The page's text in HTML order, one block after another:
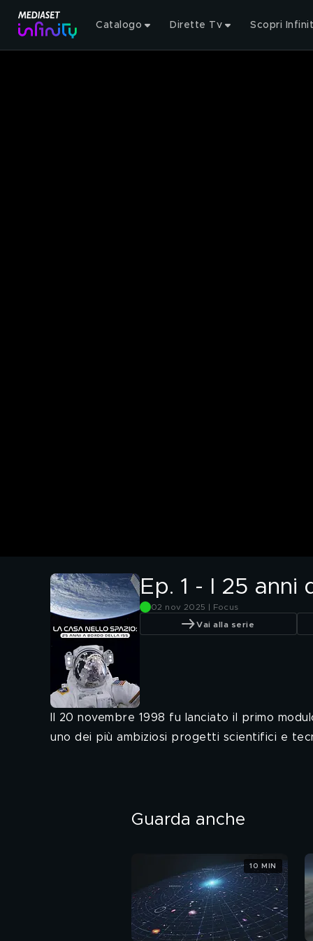
Catalogo Dirette Tv Scopri
Ep. 1 - I 25 anni
02 nov 2025 | Focus
Vai alla serie
Il 20 novembre 1998 fu lanciato il primo
uno dei più ambiziosi progetti scientifici e
Guarda anche
10 MIN